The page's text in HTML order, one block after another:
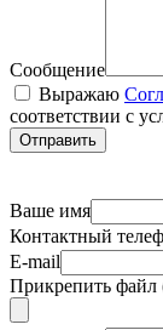
Сообщение
Выражаю
соответствии с
Отправить
Ваше имя
Контактный
E-mail
Прикрепить файл